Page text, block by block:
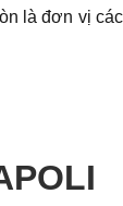
là đơn vị